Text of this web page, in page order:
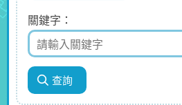
關鍵字